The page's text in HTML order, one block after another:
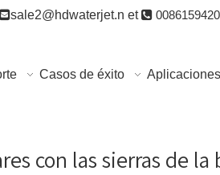
sale2@hdwaterjet.n et
Casos de éxito Aplicaciones
con las sierras de la